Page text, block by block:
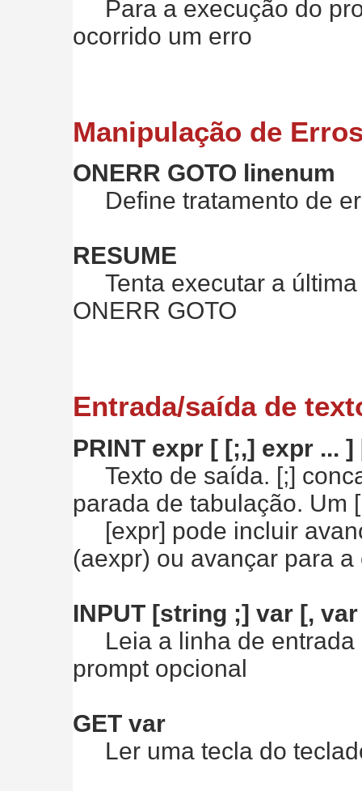
Para a execução do
ocorrido um erro
Manipulação de
ONERR GOTO linenum
Define tratamento de
RESUME
Tenta executar a última
ONERR GOTO
Entrada/saída de
PRINT expr [ [;,] expr ... ]
Texto de saída. [;]
parada de tabulação. Um
[expr] pode incluir
(aexpr) ou avançar para
INPUT [string ;] var [, var
Leia a linha de entrada
prompt opcional
GET var
Ler uma tecla do